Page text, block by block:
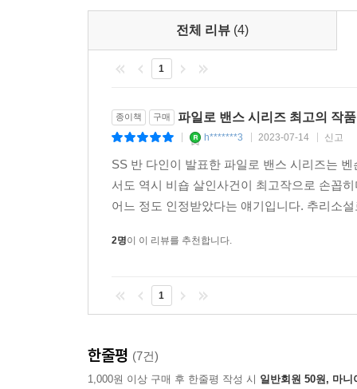
전체 리뷰 (4)
1
종이책 구매 파일로 밴스 시리즈 최고의 작품
h*******3 2023-07-14 신고
SS 반 다인이 발표한 파일로 밴스 시리즈는
서도 역시 비숍 살인사건이 최고작으로 손꼽
어느 정도 인정받았다는 얘기입니다. 추리소
2명이 이 리뷰를 추천합니다.
1
한줄평 (7건)
1,000원 이상 구매 후 한줄평 작성 시 일반회원 50원, 마니